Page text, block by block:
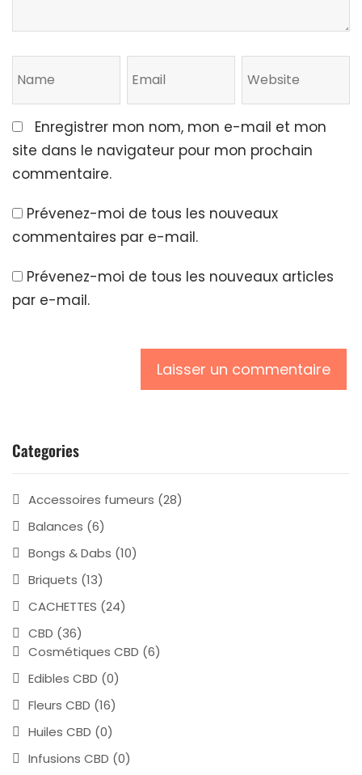
Enregistrer mon nom, mon e-mail et mon
site dans le navigateur pour mon prochain
commentaire.
Prévenez-moi de tous les nouveaux
commentaires par e-mail.
Prévenez-moi de tous les nouveaux articles
par e-mail.
Categories
Accessoires fumeurs (28)
Balances (6)
Bongs & Dabs (10)
Briquets (13)
CACHETTES (24)
CBD (36)
Cosmétiques CBD (6)
Edibles CBD (0)
Fleurs CBD (16)
Huiles CBD (0)
Infusions CBD (0)